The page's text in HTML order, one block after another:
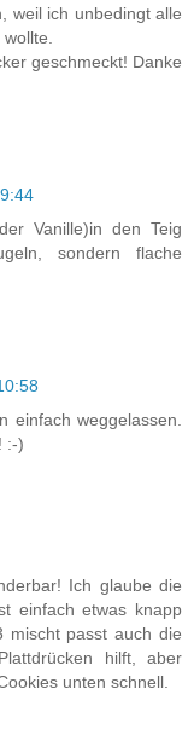
weil ich unbedingt alle
geschmeckt! Danke
Vanille)in den Teig
sondern flache
einfach weggelassen.
:-)
Ich glaube die
einfach etwas knapp
mischt passt auch die
hilft, aber
unten schnell.